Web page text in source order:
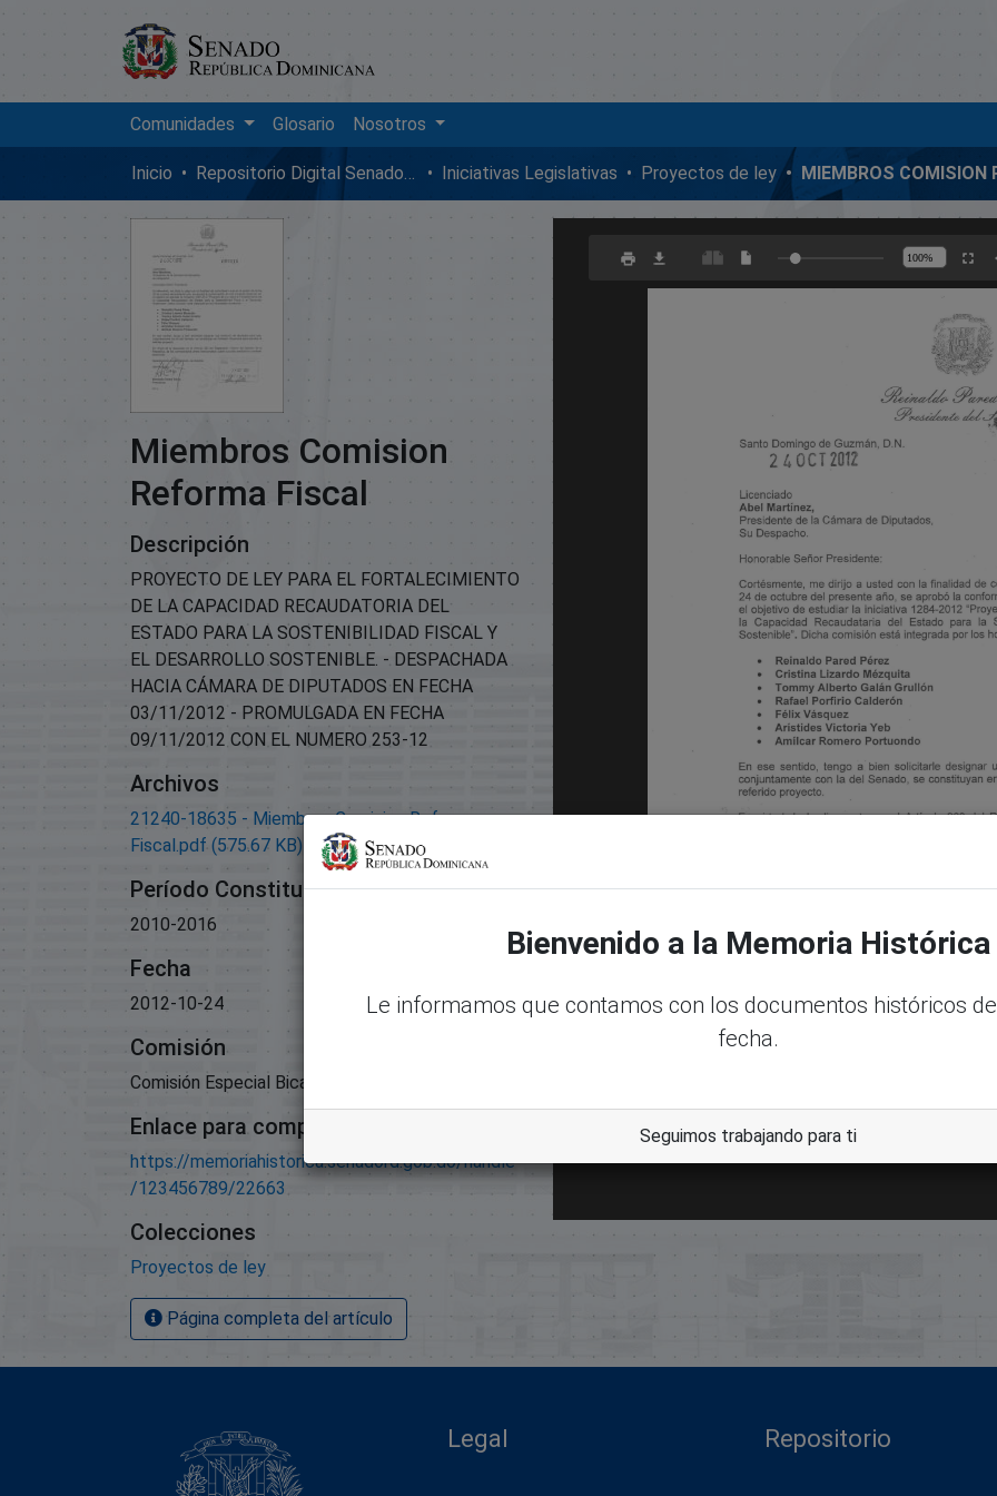
Comunidades Glosario Nosotros
Inicio Repositorio Digital SenadoRD Iniciativas Legislativas Proyectos de ley
Miembros Comision
Reforma Fiscal
Descripción
PROYECTO DE LEY PARA EL FORTALECIMIENTO
DE LA CAPACIDAD RECAUDATORIA DEL
ESTADO PARA LA SOSTENIBILIDAD FISCAL Y
EL DESARROLLO SOSTENIBLE. - DESPACHADA
HACIA CÁMARA DE DIPUTADOS EN FECHA
03/11/2012 - PROMULGADA EN FECHA
09/11/2012 CON EL NUMERO 253-12
Archivos
21240-18635 - Miembros Comision Reforma
Fiscal.pdf (575.67 KB)
Período Constitucional
2010-2016
Fecha
2012-10-24
Comisión
Comisión Especial Bicameral;
Enlace para compartir este artículo
https://memoriahistorica.senadord.gob.do/handle
/123456789/22663
Colecciones
Proyectos de ley
Página completa del artículo
Legal Repositorio
Bienvenido a la Memoria Histórica
Le informamos que contamos con los documentos históricos
fecha.
Seguimos trabajando para ti